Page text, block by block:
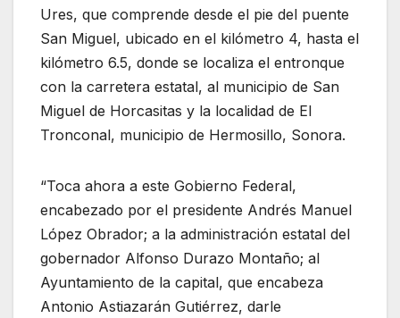
Ures, que comprende desde el pie del puente
San Miguel, ubicado en el kilómetro 4, hasta el
kilómetro 6.5, donde se localiza el entronque
con la carretera estatal, al municipio de San
Miguel de Horcasitas y la localidad de El
Tronconal, municipio de Hermosillo, Sonora.
“Toca ahora a este Gobierno Federal,
encabezado por el presidente Andrés Manuel
López Obrador; a la administración estatal del
gobernador Alfonso Durazo Montaño; al
Ayuntamiento de la capital, que encabeza
Antonio Astiazarán Gutiérrez, darle